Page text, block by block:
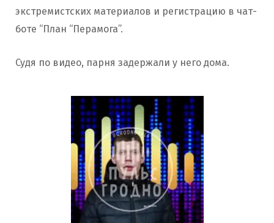
экстремистских материалов и регистрацию в чат-
боте “План “Перамога”.
Судя по видео, парня задержали у него дома.